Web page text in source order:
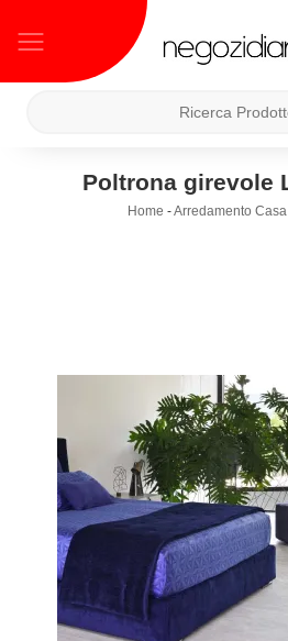
Poltrona girevole
Home -Arredamento Casa